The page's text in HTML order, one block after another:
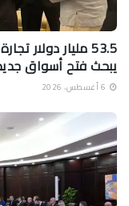
53.5 مليار دولار
يبحث فتح أسواق